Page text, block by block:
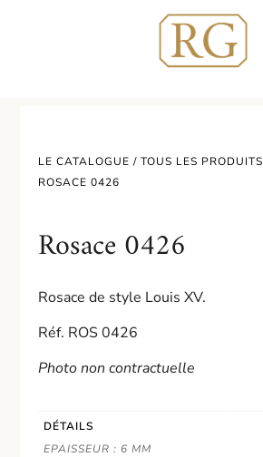
LE CATALOGUE /TOUS LES PRODUITS
ROSACE 0426
Rosace 0426
Rosace de style Louis XV.
Réf. ROS 0426
Photo non contractuelle
DÉTAILS
EPAISSEUR : 6 MM